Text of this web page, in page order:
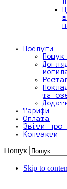
Послуги
та
Тарифи
Оплата
Звіти про
Контакти
Пошук
Skip to